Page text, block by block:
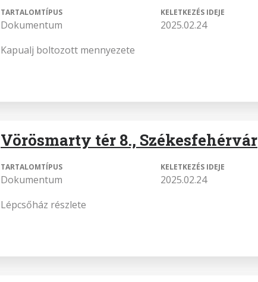
TARTALOMTÍPUS
Dokumentum
KELETKEZÉS IDEJE
2025.02.24
Kapualj boltozott mennyezete
Vörösmarty tér 8., Székesfehérvár
TARTALOMTÍPUS
Dokumentum
KELETKEZÉS IDEJE
2025.02.24
Lépcsőház részlete